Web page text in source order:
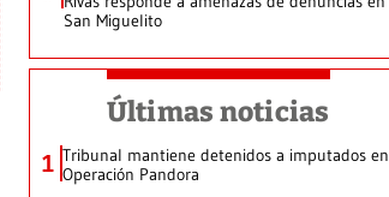
San Miguelito
Últimas noticias
1 Tribunal mantiene detenidos a imputados en
Operación Pandora